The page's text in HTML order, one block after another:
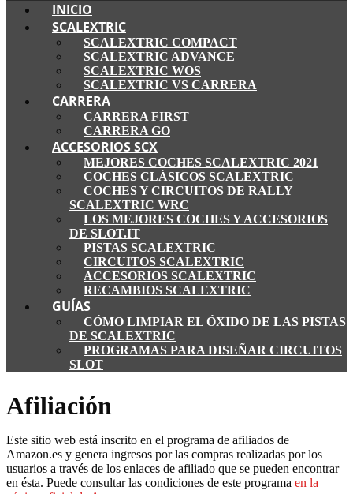
INICIO
SCALEXTRIC
SCALEXTRIC COMPACT
SCALEXTRIC ADVANCE
SCALEXTRIC WOS
SCALEXTRIC VS CARRERA
CARRERA
CARRERA FIRST
CARRERA GO
ACCESORIOS SCX
MEJORES COCHES SCALEXTRIC 2021
COCHES CLÁSICOS SCALEXTRIC
COCHES Y CIRCUITOS DE RALLY
SCALEXTRIC WRC
LOS MEJORES COCHES Y ACCESORIOS
DE SLOT.IT
PISTAS SCALEXTRIC
CIRCUITOS SCALEXTRIC
ACCESORIOS SCALEXTRIC
RECAMBIOS SCALEXTRIC
GUÍAS
CÓMO LIMPIAR EL ÓXIDO DE LAS PISTAS
DE SCALEXTRIC
PROGRAMAS PARA DISEÑAR CIRCUITOS
SLOT
Afiliación
Este sitio web está inscrito en el programa de afiliados de
Amazon.es y genera ingresos por las compras realizadas por los
usuarios a través de los enlaces de afiliado que se pueden encontrar
en ésta. Puede consultar las condiciones de este programa en la